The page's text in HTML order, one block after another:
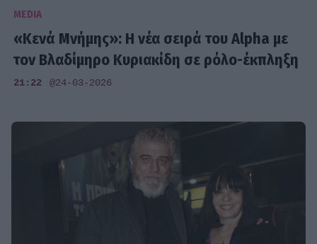
MEDIA
«Κενά Μνήμης»: Η νέα σειρά του Alpha με
τον Βλαδίμηρο Κυριακίδη σε ρόλο-έκπληξη
21:22 @24-03-2026